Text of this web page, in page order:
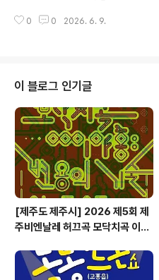
형문화재로 지정되어 전통문화적 가치를
르무통이 오는 6월 13일부터 이틀 간 순천
출발해 걷기 행사 진행 후 도착지인 워케이
리는 '가든 음악회'를 통해 낭만적인 분위
식의 시간을 가질 예정이다. ※ 소개 정보 -
26-06-13 ~ 2026-06-14 - 관람 가능
이용요금 : 10,000원..
0 0 2026. 6. 9.
이 블로그 인기글
[제주도 제주시] 2026 제5회 제
주비엔날레 허끄곡 모닥치곡 이야